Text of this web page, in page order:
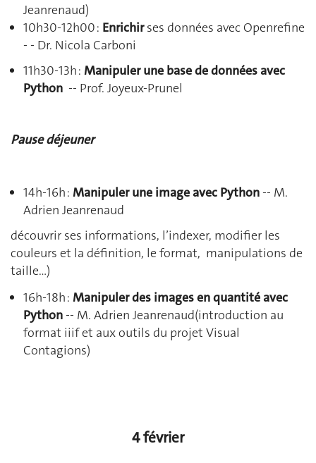
Jeanrenaud)
10h30-12h00 : Enrichirses données avec Openrefine
- - Dr. Nicola Carboni
11h30-13h : Manipuler une base de donnéesavec
Python -- Prof. Joyeux-Prunel
Pause déjeuner
14h-16h : Manipuler une image avec Python-- M.
Adrien Jeanrenaud
découvrir ses informations, l’indexer, modifier les
couleurs et la définition, le format, manipulations de
taille…)
16h-18h : Manipuler des images en quantité avec
Python-- M. Adrien Jeanrenaud(introduction au
format iiif et aux outils du projet Visual
Contagions)
4 février